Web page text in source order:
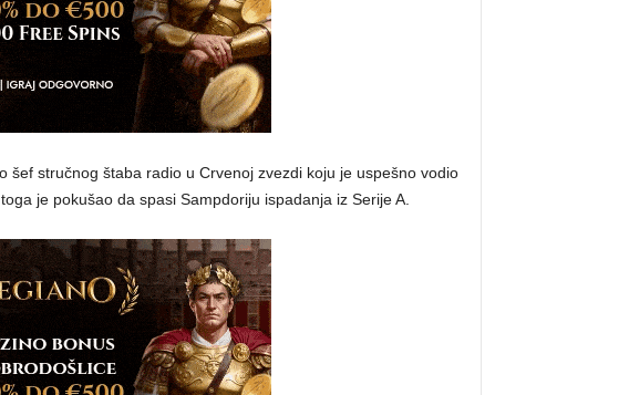
šef stručnog štaba radio u Crvenoj zvezdi koju je uspešno vodio
je pokušao da spasi Sampdoriju ispadanja iz Serije A.